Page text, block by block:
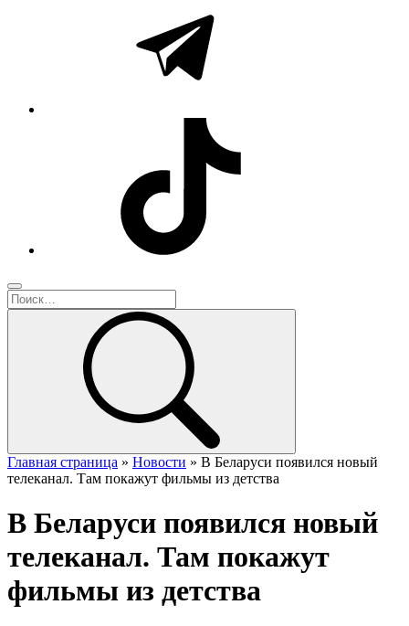
Главная страница » Новости » В Беларуси появился новый
телеканал. Там покажут фильмы из детства
В Беларуси появился новый
телеканал. Там покажут
фильмы из детства